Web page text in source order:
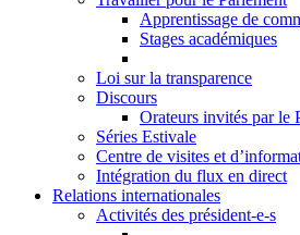
Apprentissage de
Stages académiques
Loi sur la transparence
Discours
Orateurs invités par le
Séries Estivale
Centre de visites et
Intégration du flux en direct
Relations internationales
Activités des président-e-s